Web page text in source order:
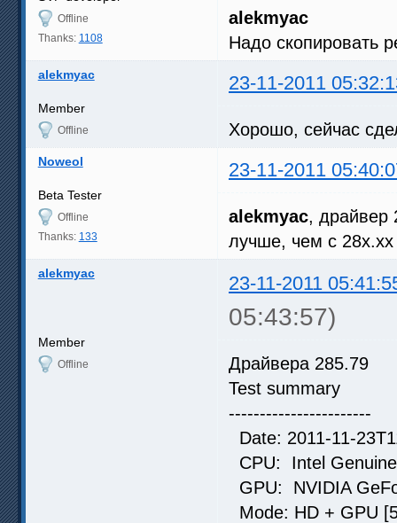
Offline
Thanks: 1108
alekmyac
Надо скопировать
alekmyac 23-11-2011
Member
Offline Хорошо, сейчас
Noweol 23-11-2011
Beta Tester
Offline
Thanks: 133
alekmyac, драйвер
лучше, чем с
alekmyac 23-11-2011
05:43:57)
Member
Offline
Драйвера 285.79
Test summary
-----------------------
Date: 2011-11-
CPU: Intel
GPU: NVIDIA
Mode: HD + GPU